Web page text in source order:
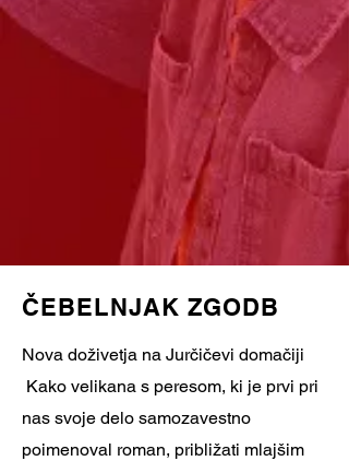
ČEBELNJAK ZGODB
Nova doživetja na Jurčičevi domačiji
Kako velikana s peresom, ki je prvi pri
nas svoje delo samozavestno
poimenoval roman, približati mlajšim